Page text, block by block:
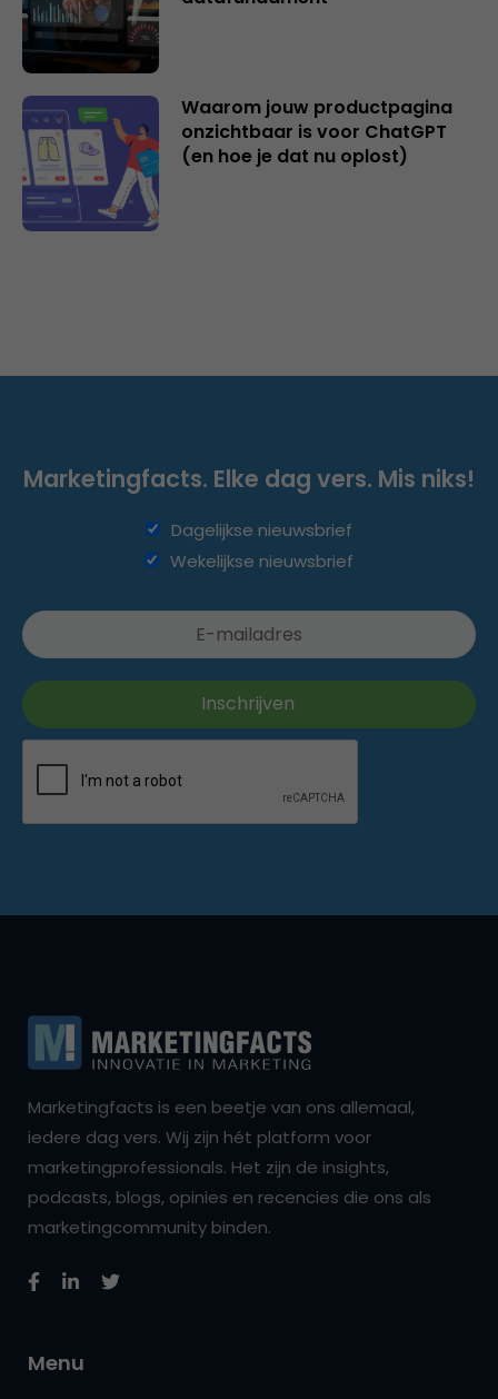
Waarom jouw productpagina
onzichtbaar is voor ChatGPT
(en hoe je dat nu oplost)
Marketingfacts. Elke dag vers. Mis niks!
Dagelijkse nieuwsbrief
Wekelijkse nieuwsbrief
Marketingfacts is een beetje van ons allemaal,
iedere dag vers. Wij zijn hét platform voor
marketingprofessionals. Het zijn de insights,
podcasts, blogs, opinies en recencies die ons als
marketingcommunity binden.
Menu